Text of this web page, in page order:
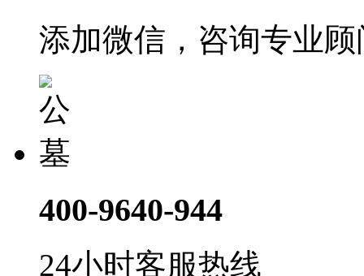
添加微信，咨询专业顾
400-9640-944
24小时客服热线